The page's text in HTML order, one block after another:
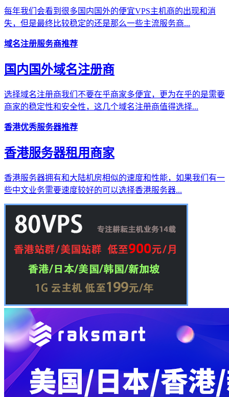
每年我们会看到很多国内国外的便宜VPS主机商的出现和消
失，但是最终比较稳定的还是那么一些主流服务商...
域名注册服务商推荐
国内国外域名注册商
选择域名注册商我们不要在乎商家多便宜，更为在乎的是需要
商家的稳定性和安全性，这几个域名注册商值得选择...
香港优秀服务器推荐
香港服务器租用商家
香港服务器拥有和大陆机房相似的速度和性能，如果我们有一
些中文业务需要速度较好的可以选择香港服务器...